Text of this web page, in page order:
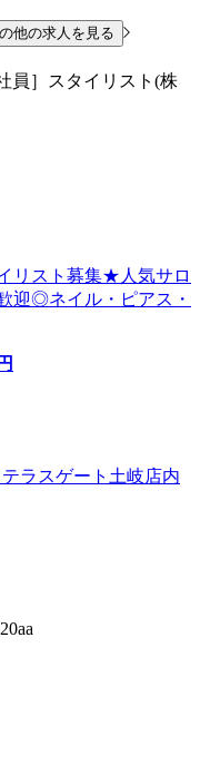
他の求人を見る
員］スタイリスト(株
リスト募集★人気サロ
迎◎ネイル・ピアス・
円
ラスゲート土岐店内